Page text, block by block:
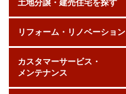
土地分譲・建売住宅を探す
リフォーム・リノベーション
カスタマーサービス・
メンテナンス